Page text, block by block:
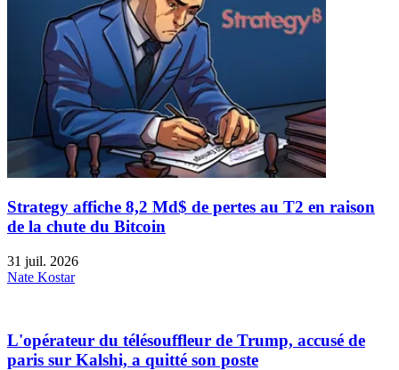
Strategy affiche 8,2 Md$ de pertes au T2 en raison
de la chute du Bitcoin
31 juil. 2026
Nate Kostar
L'opérateur du télésouffleur de Trump, accusé de
paris sur Kalshi, a quitté son poste